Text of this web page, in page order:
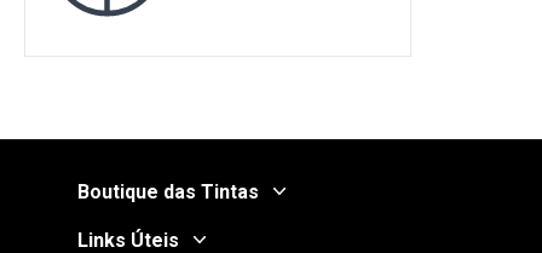
Boutique das Tintas
Links Úteis